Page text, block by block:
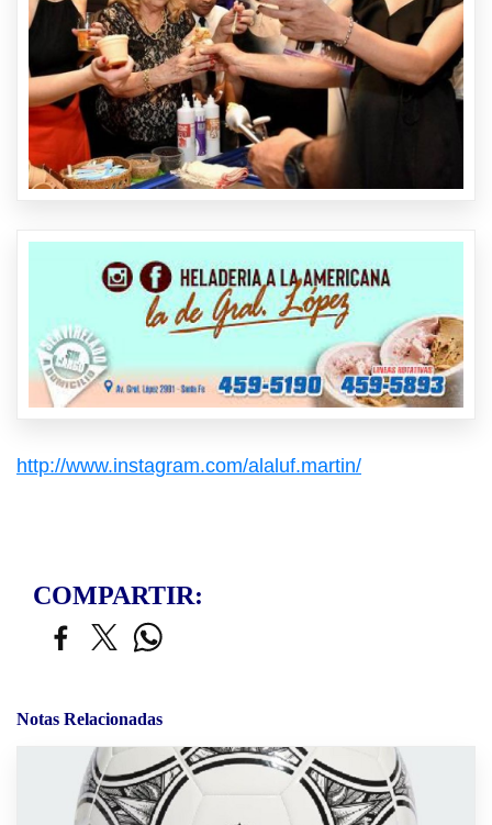
http://www.instagram.com/alaluf.martin/
COMPARTIR:
Notas Relacionadas